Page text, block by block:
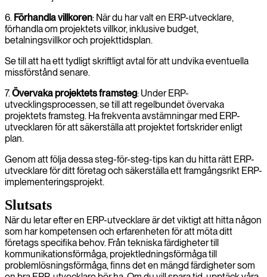
6. Förhandla villkoren: När du har valt en ERP-utvecklare,
förhandla om projektets villkor, inklusive budget,
betalningsvillkor och projekttidsplan.
Se till att ha ett tydligt skriftligt avtal för att undvika eventuella
missförstånd senare.
7.Övervaka projektets framsteg: Under ERP-
utvecklingsprocessen, se till att regelbundet övervaka
projektets framsteg. Ha frekventa avstämningar med ERP-
utvecklaren för att säkerställa att projektet fortskrider enligt
plan.
Genom att följa dessa steg-för-steg-tips kan du hitta rätt ERP-
utvecklare för ditt företag och säkerställa ett framgångsrikt ERP-
implementeringsprojekt.
Slutsats
När du letar efter en ERP-utvecklare är det viktigt att hitta någon
som har kompetensen och erfarenheten för att möta ditt
företags specifika behov. Från tekniska färdigheter till
kommunikationsförmåga, projektledningsförmåga till
problemlösningsförmåga, finns det en mängd färdigheter som